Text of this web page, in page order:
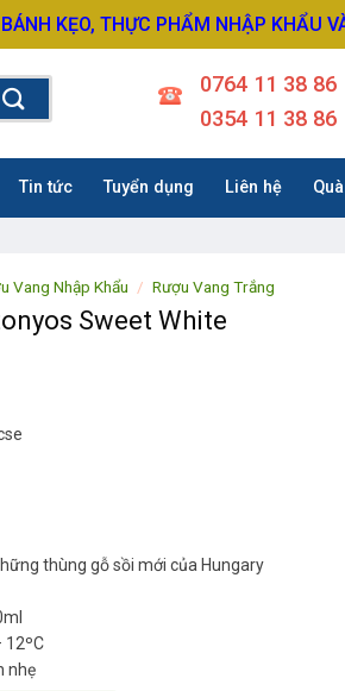
KẸO, THỰC PHẨM NHẬP KHẨU
0764 11 38 86
0354 11 38 86
Tin tức Tuyển dụng Liên hệ
Vang Nhập Khẩu / Rượu Vang Trắng
Sweet White
thùng gỗ sồi mới của Hungary
12ºC
nhẹ